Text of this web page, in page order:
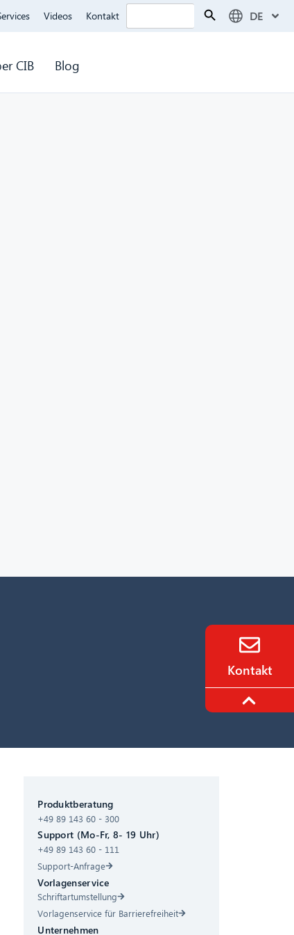
Videos Kontakt Search DE
CIB Blog
Produktberatung
+49 89 143 60 - 300
Support (Mo-Fr, 8- 19 Uhr)
+49 89 143 60 - 111
Support-Anfrage
Vorlagenservice
Schriftartumstellung
Vorlagenservice für Barrierefreiheit
Unternehmen
Hallo! Was kann ich für Sie tun?
Kontakt